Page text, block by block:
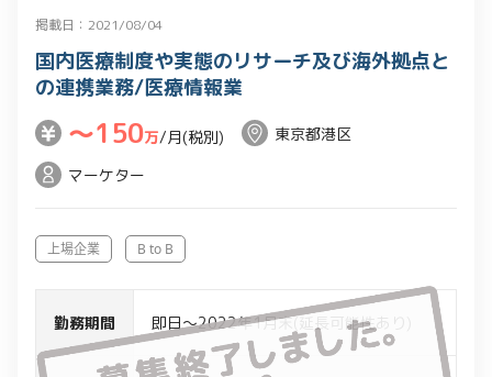
掲載日：2021/08/04
国内医療制度や実態のリサーチ及び海外拠点と
の連携業務/医療情報業
〜150万/月(税別)
東京都港区
マーケター
上場企業 B to B
勤務期間 即日～2022年1月末(延長可能性あり)